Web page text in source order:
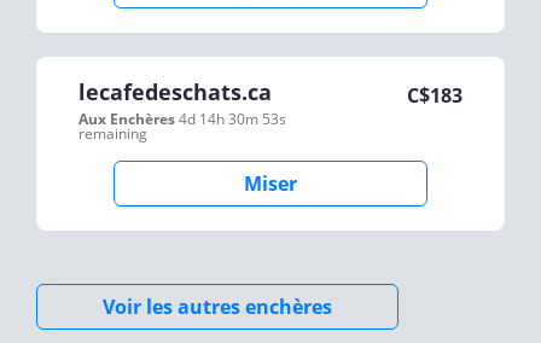
lecafedeschats.ca
Aux Enchères4d 14h 30m 53s
remaining
C$183
Miser
Voir les autres enchères